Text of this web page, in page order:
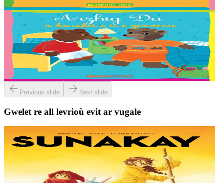
Er stok
2 vloaz hag ouzhpenn
Bannoù-heol
Arzhig Du o kousket e ti e genderv
Troet gant : Malo, Sara, Loane, Thomas et Jakez-Erwan Mouton.
Er stok
Previous slide Next slide
Gwelet re all levrioù evit ar vugale
TES
Sunakay
Deuet eo ar mor da vezañ ur pezh lennad loustoni hep netra vev